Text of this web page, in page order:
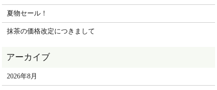
夏物セール！
抹茶の価格改定につきまして
2026年8月